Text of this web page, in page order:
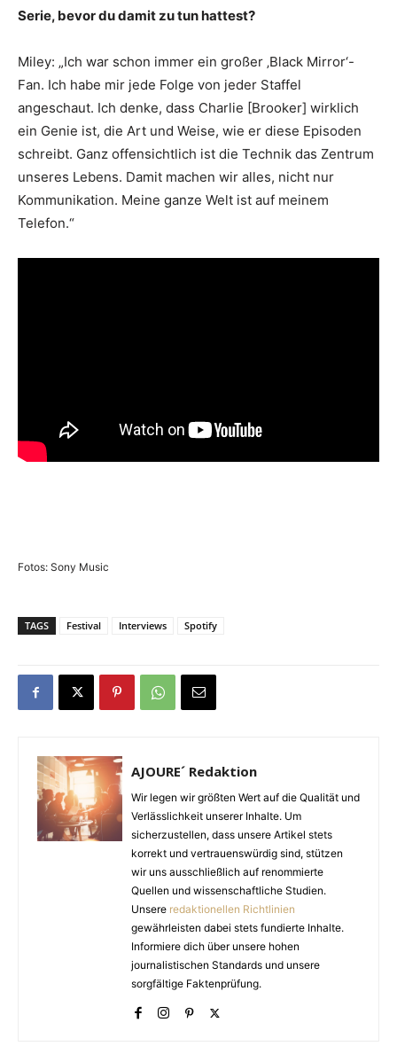
Serie, bevor du damit zu tun hattest?
Miley: „Ich war schon immer ein großer ‚Black Mirror‘-
Fan. Ich habe mir jede Folge von jeder Staffel
angeschaut. Ich denke, dass Charlie [Brooker] wirklich
ein Genie ist, die Art und Weise, wie er diese Episoden
schreibt. Ganz offensichtlich ist die Technik das Zentrum
unseres Lebens. Damit machen wir alles, nicht nur
Kommunikation. Meine ganze Welt ist auf meinem
Telefon.“
Fotos: Sony Music
TAGS Festival Interviews Spotify
AJOURE´ Redaktion
Wir legen wir größten Wert auf die Qualität und
Verlässlichkeit unserer Inhalte. Um
sicherzustellen, dass unsere Artikel stets
korrekt und vertrauenswürdig sind, stützen
wir uns ausschließlich auf renommierte
Quellen und wissenschaftliche Studien.
Unsere redaktionellen Richtlinien
gewährleisten dabei stets fundierte Inhalte.
Informiere dich über unsere hohen
journalistischen Standards und unsere
sorgfältige Faktenprüfung.